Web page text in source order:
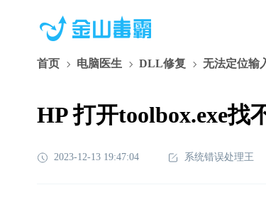
首页 电脑医生 DLL修复 无法定位输
HP 打开toolbox.exe找
2023-12-13 19:47:04 系统错误处理王